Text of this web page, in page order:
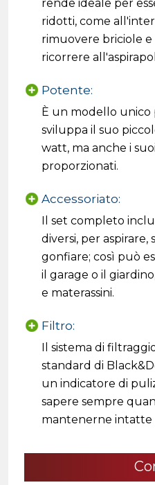
rende ideale per
ridotti, come
rimuovere briciole
ricorrere
Potente:
È un modello unico
sviluppa il suo
watt, ma anche i
proporzionati.
Accessoriato:
Il set completo
diversi, per
gonfiare; così può
il garage o il
e materassini.
Filtro:
Il sistema di
standard di
un indicatore di
sapere sempre
mantenerne intatte